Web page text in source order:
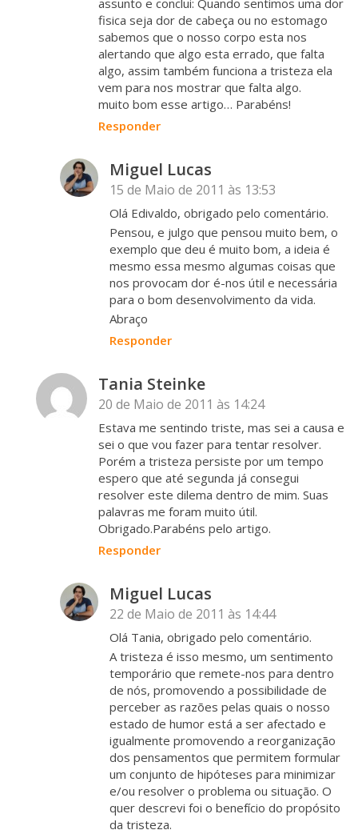
assunto e conclui: Quando sentimos uma dor
fisica seja dor de cabeça ou no estomago
sabemos que o nosso corpo esta nos
alertando que algo esta errado, que falta
algo, assim também funciona a tristeza ela
vem para nos mostrar que falta algo.
muito bom esse artigo… Parabéns!
Responder
Miguel Lucas
15 de Maio de 2011 às 13:53
Olá Edivaldo, obrigado pelo comentário.
Pensou, e julgo que pensou muito bem, o
exemplo que deu é muito bom, a ideia é
mesmo essa mesmo algumas coisas que
nos provocam dor é-nos útil e necessária
para o bom desenvolvimento da vida.
Abraço
Responder
Tania Steinke
20 de Maio de 2011 às 14:24
Estava me sentindo triste, mas sei a causa e
sei o que vou fazer para tentar resolver.
Porém a tristeza persiste por um tempo
espero que até segunda já consegui
resolver este dilema dentro de mim. Suas
palavras me foram muito útil.
Obrigado.Parabéns pelo artigo.
Responder
Miguel Lucas
22 de Maio de 2011 às 14:44
Olá Tania, obrigado pelo comentário.
A tristeza é isso mesmo, um sentimento
temporário que remete-nos para dentro
de nós, promovendo a possibilidade de
perceber as razões pelas quais o nosso
estado de humor está a ser afectado e
igualmente promovendo a reorganização
dos pensamentos que permitem formular
um conjunto de hipóteses para minimizar
e/ou resolver o problema ou situação. O
quer descrevi foi o benefício do propósito
da tristeza.